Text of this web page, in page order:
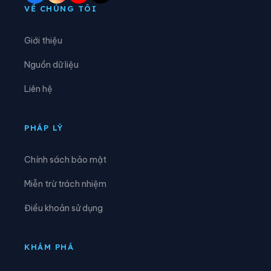
Xã Diên Lâm
Xã Nam Ninh Hòa
Xã Tây Khánh Sơn
VỀ CHÚNG TÔI
Giới thiệu
Nguồn dữ liệu
Liên hệ
PHÁP LÝ
Chính sách bảo mật
Miễn trừ trách nhiệm
Điều khoản sử dụng
KHÁM PHÁ